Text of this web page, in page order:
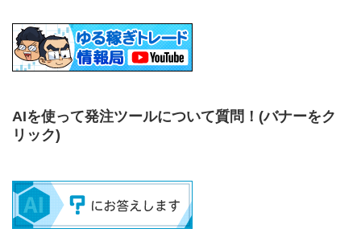
AIを使って発注ツールについて質問！ (バナーをク
リック)